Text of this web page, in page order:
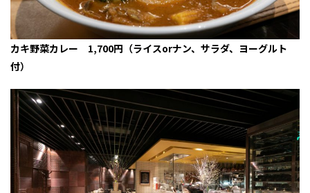
カキ野菜カレー 1,700円（ライスorナン、サラダ、ヨーグルト
付）